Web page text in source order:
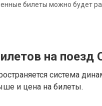
билеты можно будет
на
система
и цена на билеты.